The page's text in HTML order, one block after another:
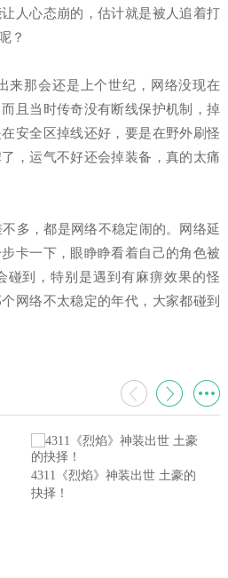
人心态崩的，估计就是被人追着打
？
那会还是上个世纪，网络没现在
且当时传奇没有断线保护机制，掉
安全区掉线还好，要是在野外刷怪
，运气不好还会掉装备，真的太痛
多，都是网络不稳定闹的。网络延
卡一下，眼睁睁看着自己的角色被
碰到，特别是遇到有麻痹效果的怪
网络不太稳定的年代，大家都碰到
4311《烈焰》神装出世 土豪的
抉择！